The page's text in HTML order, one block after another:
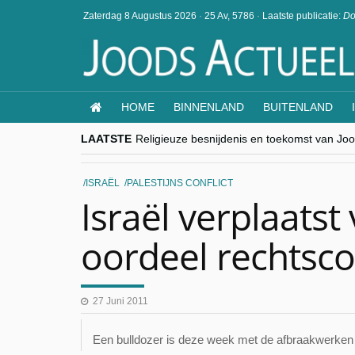
Zaterdag 8 Augustus 2026 · 25 Av, 5786 · Laatste publicatie:
HOME BINNENLAND BUITENLAND
LAATSTE Religieuze besnijdenis en toekomst van
“Besnijdenisdebat toont hoe moeilijk
CITYTRIP | ROEMENIË – Boekarest: de
“Vandaag zit elke Jood in België op de
ISRAËL PALESTIJNS CONFLICT
Israël verplaatst
oordeel
27 Juni 2011
Een bulldozer is deze week met de